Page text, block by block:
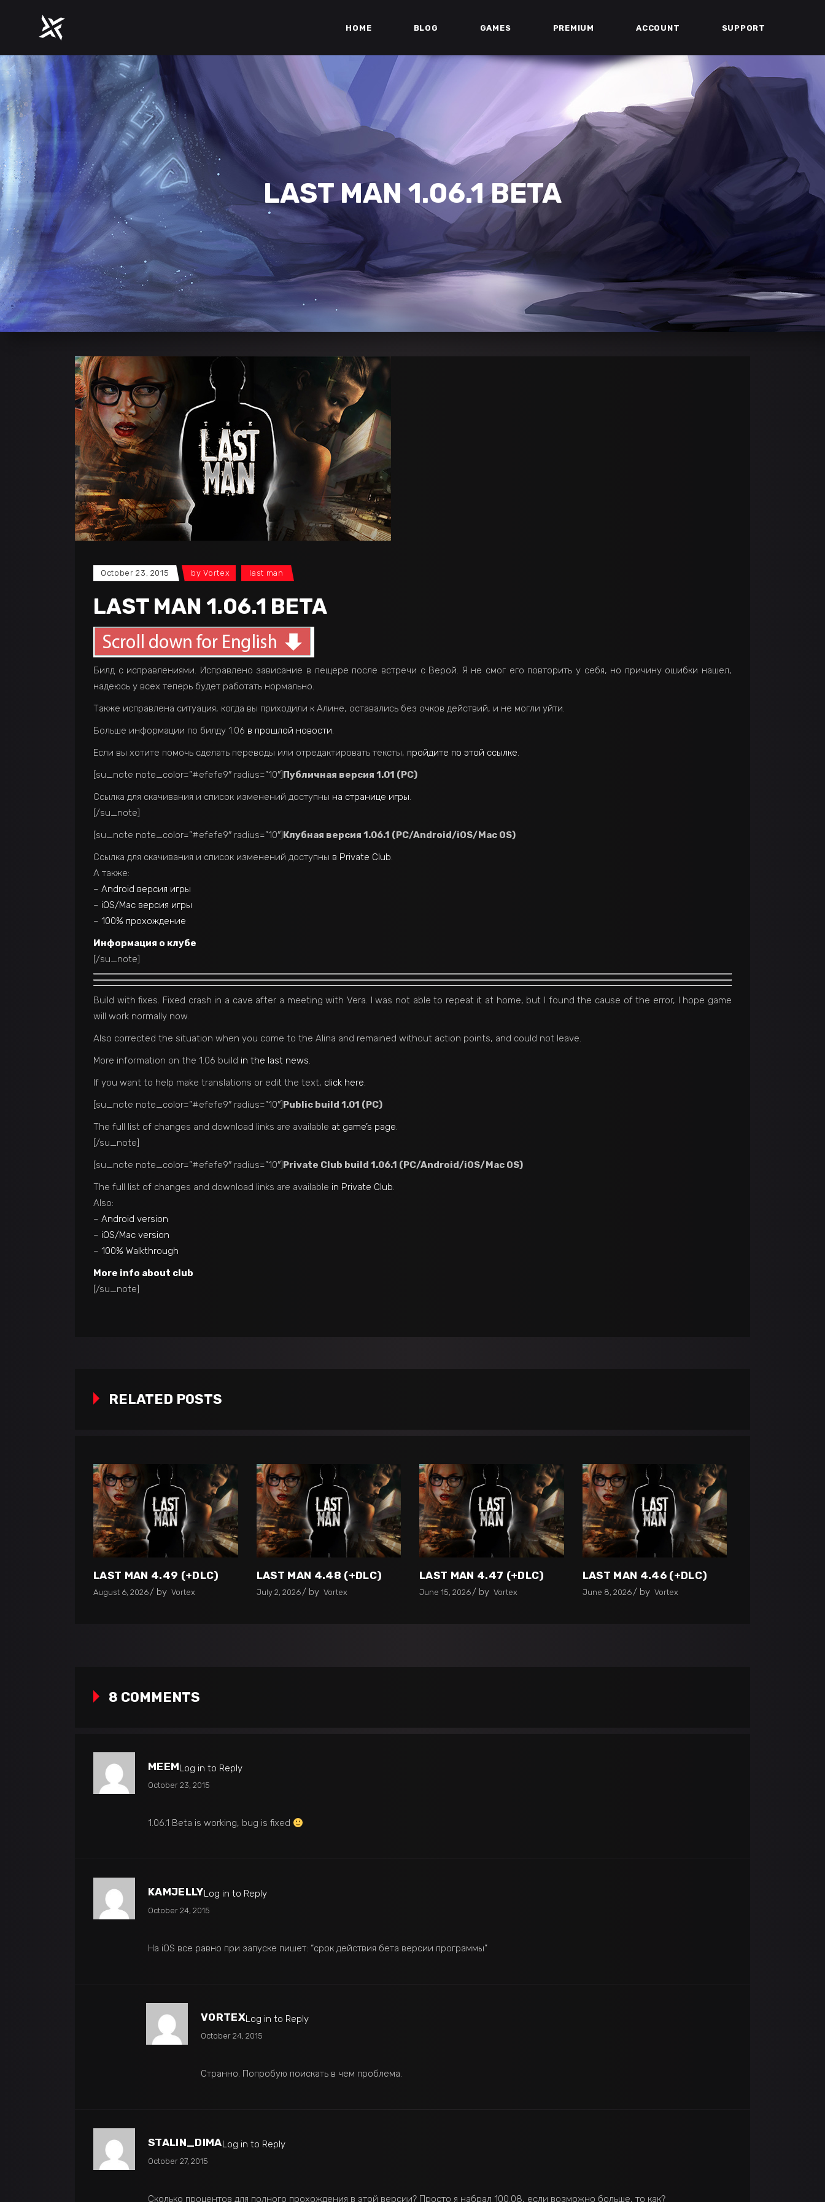
HOME BLOG GAMES PREMIUM ACCOUNT SUPPORT
LAST MAN 1.06.1 BETA
October 23, 2015 byVortex last man
LAST MAN 1.06.1 BETA
Билд с исправлениями. Исправлено зависание в пещере после встречи с Верой. Я не смог его повторить у себя, но причину ошибки нашел,
надеюсь у всех теперь будет работать нормально.
Также исправлена ситуация, когда вы приходили к Алине, оставались без очков действий, и не могли уйти.
Больше информации по билду 1.06 в прошлой новости.
Если вы хотите помочь сделать переводы или отредактировать тексты, пройдите по этой ссылке.
[su_note note_color=”#efefe9″ radius=”10″]Публичная версия 1.01 (PC)
Ссылка для скачивания и список изменений доступны на странице игры.
[/su_note]
[su_note note_color=”#efefe9″ radius=”10″]Клубная версия 1.06.1 (PC/Android/iOS/Mac OS)
Ссылка для скачивания и список изменений доступны в Private Club.
А также:
– Android версия игры
– iOS/Mac версия игры
– 100% прохождение
Информация о клубе
[/su_note]
Build with fixes. Fixed crash in a cave after a meeting with Vera. I was not able to repeat it at home, but I found the cause of the error, I hope game
will work normally now.
Also corrected the situation when you come to the Alina and remained without action points, and could not leave.
More information on the 1.06 build in the last news.
If you want to help make translations or edit the text, click here.
[su_note note_color=”#efefe9″ radius=”10″]Public build 1.01 (PC)
The full list of changes and download links are available at game’s page.
[/su_note]
[su_note note_color=”#efefe9″ radius=”10″]Private Club build 1.06.1 (PC/Android/iOS/Mac OS)
The full list of changes and download links are available in Private Club.
Also:
– Android version
– iOS/Mac version
– 100% Walkthrough
More info about club
[/su_note]
RELATED POSTS
LAST MAN 4.49 (+DLC)
August 6, 2026 by Vortex
LAST MAN 4.48 (+DLC)
July 2, 2026 by Vortex
LAST MAN 4.47 (+DLC)
June 15, 2026 by Vortex
LAST MAN 4.46 (+DLC)
June 8, 2026 by Vortex
8 COMMENTS
MEEMLog in to Reply
October 23, 2015
1.06.1 Beta is working, bug is fixed
KAMJELLYLog in to Reply
October 24, 2015
На iOS все равно при запуске пишет: “срок действия бета версии программы”
VORTEXLog in to Reply
October 24, 2015
Странно. Попробую поискать в чем проблема.
STALIN_DIMALog in to Reply
October 27, 2015
Сколько процентов для полного прохождения в этой версии? Просто я набрал 100.08, если возможно больше, то как?